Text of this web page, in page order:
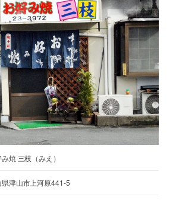
焼 三枝（みえ）
県津山市上河原441-5